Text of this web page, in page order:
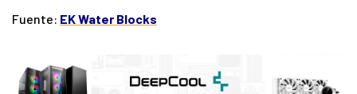
Fuente: EK Water Blocks